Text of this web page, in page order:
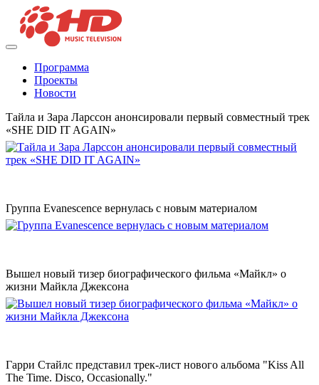
Программа
Проекты
Новости
Тайла и Зара Ларссон анонсировали первый совместный трек
«SHE DID IT AGAIN»
Группа Evanescence вернулась с новым материалом
Вышел новый тизер биографического фильма «Майкл» о
жизни Майкла Джексона
Гарри Стайлс представил трек-лист нового альбома "Kiss All
The Time. Disco, Occasionally."